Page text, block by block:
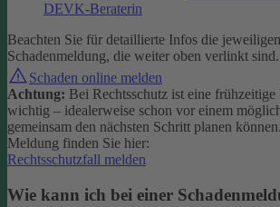
DEVK-Beraterin
Beachten Sie für detaillierte Infos die
Schadenmeldung, die weiter oben verlinkt sind.
Schaden online melden
Achtung: Bei Rechtsschutz ist eine
wichtig – idealerweise schon vor einem
gemeinsam den nächsten Schritt planen können.
Meldung finden Sie hier:
Rechtsschutzfall melden
Wie kann ich bei einer